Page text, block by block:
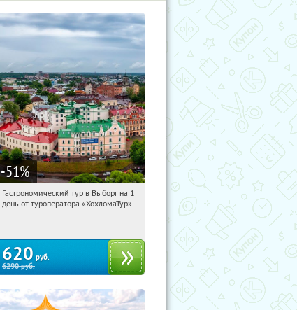
-51%
00:40:34
Купи первым!
Гастрономический тур в Выборг на 1
день от туроператора «ХохломаТур»
620 руб.
6290руб.